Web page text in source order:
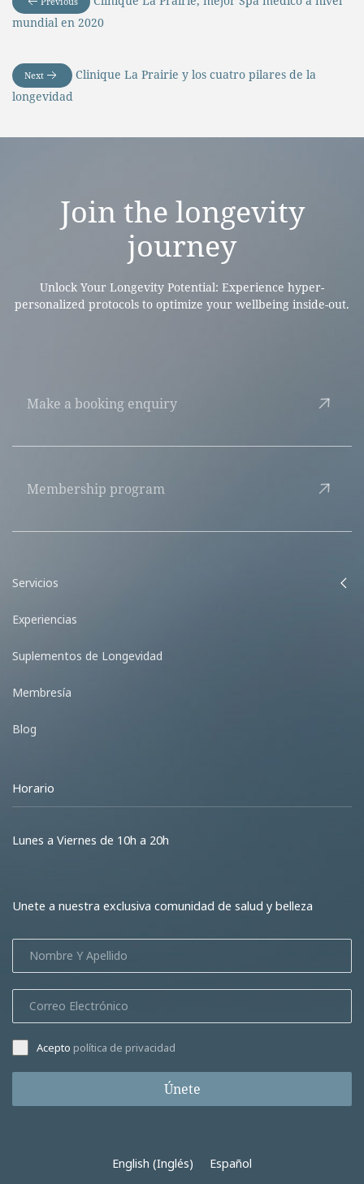
mundial en 2020
Next
Clinique La Prairie y los cuatro pilares de la
longevidad
Join the longevity
journey
Unlock Your Longevity Potential: Experience hyper-
personalized protocols to optimize your wellbeing inside-out.
Make a booking enquiry
Membership program
Servicios
Experiencias
Suplementos de Longevidad
Membresía
Blog
Horario
Lunes a Viernes de 10h a 20h
Unete a nuestra exclusiva comunidad de salud y belleza
Acepto política de privacidad
Únete
English (Inglés) Español